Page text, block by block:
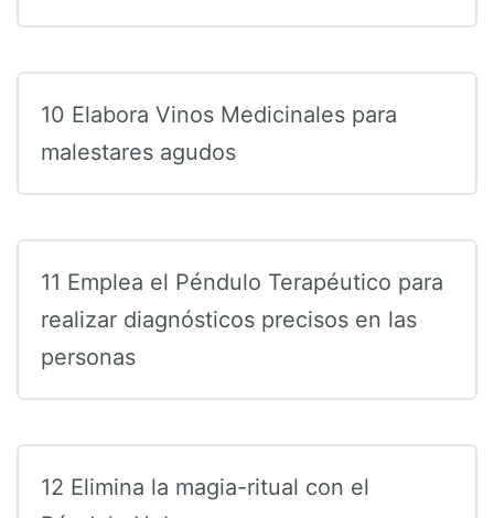
10 Elabora Vinos Medicinales para
malestares agudos
11 Emplea el Péndulo Terapéutico para
realizar diagnósticos precisos en las
personas
12 Elimina la magia-ritual con el